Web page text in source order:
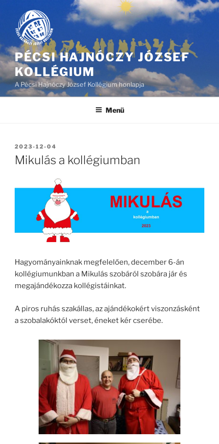
PÉCSI HAJNÓCZY JÓZSEF
KOLLÉGIUM
A Pécsi Hajnóczy József Kollégium honlapja
Menü
BEKÜLDVE:
2023-12-04
Mikulás a kollégiumban
Hagyományainknak megfelelően, december 6-án
kollégiumunkban a Mikulás szobáról szobára jár és
megajándékozza kollégistáinkat.
A piros ruhás szakállas, az ajándékokért viszonzásként
a szobalakóktól verset, éneket kér cserébe.